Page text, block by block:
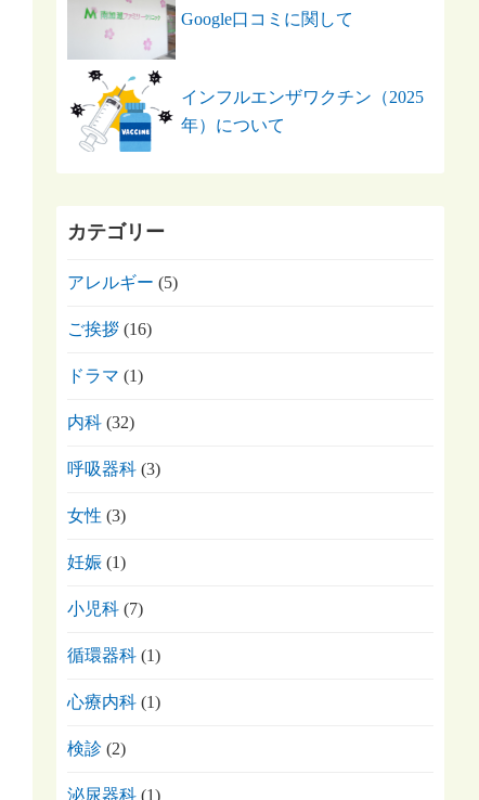
Google口コミに関して
インフルエンザワクチン（2025
年）について
カテゴリー
アレルギー (5)
ご挨拶 (16)
ドラマ (1)
内科 (32)
呼吸器科 (3)
女性 (3)
妊娠 (1)
小児科 (7)
循環器科 (1)
心療内科 (1)
検診 (2)
泌尿器科 (1)